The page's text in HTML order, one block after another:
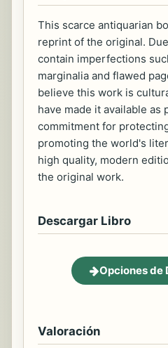
This scarce antiquarian
reprint of the original.
contain imperfections
marginalia and flawed
believe this work is
have made it available as
commitment for
promoting the world's
high quality, modern
the original work.
Descargar Libro
Opciones de
Valoración